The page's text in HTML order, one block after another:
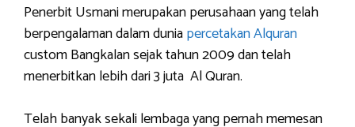
Penerbit Usmani merupakan perusahaan yang telah
berpengalaman dalam duniapercetakan Alquran
custom Bangkalan sejak tahun 2009 dan telah
menerbitkan lebih dari 3 juta Al Quran.
Telah banyak sekali lembaga yang pernah memesan